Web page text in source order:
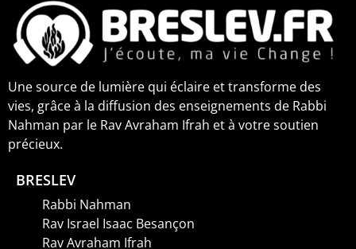
Une source de lumière qui éclaire et transforme des
vies, grâce à la diffusion des enseignements de Rabbi
Nahman par le Rav Avraham Ifrah et à votre soutien
précieux.
BRESLEV
Rabbi Nahman
Rav Israel Isaac Besançon
Rav Avraham Ifrah